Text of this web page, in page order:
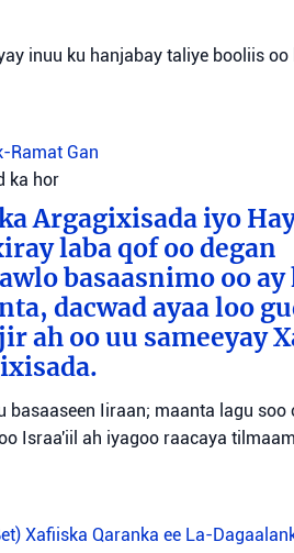
inuu ku hanjabay taliye booliis
Ramat Gan
ka hor
Argagixisada iyo
laba qof oo degan
basaasnimo oo ay
dacwad ayaa loo
ah oo uu sameeyay
basaaseen Iiraan; maanta lagu soo
Israa'iil ah iyagoo raacaya
Xafiiska Qaranka ee La-